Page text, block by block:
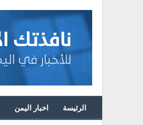
الرئيسة اخبار اليمن